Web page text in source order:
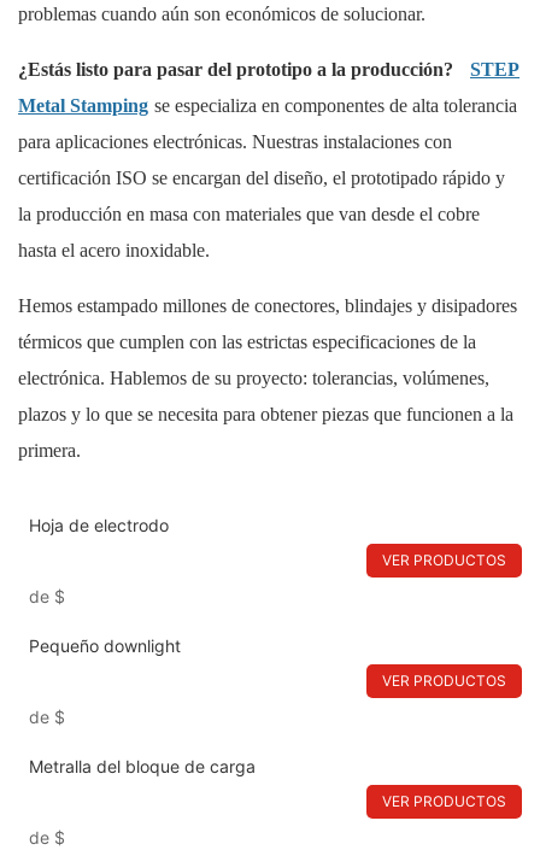
problemas cuando aún son económicos de solucionar.
¿Estás listo para pasar del prototipo a la producción?
STEP
Metal Stamping se especializa en componentes de alta tolerancia
para aplicaciones electrónicas. Nuestras instalaciones con
certificación ISO se encargan del diseño, el prototipado rápido y
la producción en masa con materiales que van desde el cobre
hasta el acero inoxidable.
Hemos estampado millones de conectores, blindajes y disipadores
térmicos que cumplen con las estrictas especificaciones de la
electrónica. Hablemos de su proyecto: tolerancias, volúmenes,
plazos y lo que se necesita para obtener piezas que funcionen a la
primera.
Hoja de electrodo
de $
VER PRODUCTOS
Pequeño downlight
de $
VER PRODUCTOS
Metralla del bloque de carga
de $
VER PRODUCTOS